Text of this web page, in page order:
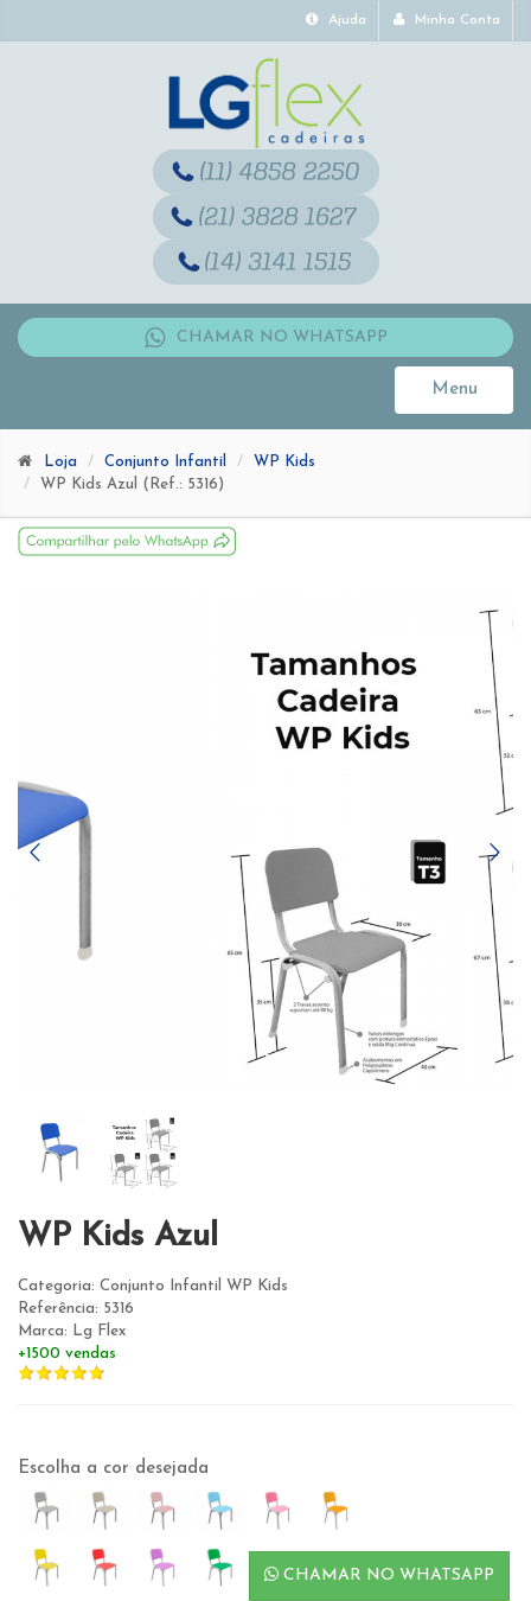
Ajuda Minha Conta
CHAMAR NO WHATSAPP
Menu
Toggle
Loja Conjunto Infantil
WP Kids
WP Kids Azul (Ref.: 5316)
WP Kids Azul
Categoria: Conjunto Infantil WP Kids
Referência: 5316
Marca: Lg Flex
+1500 vendas
Escolha a cor desejada
CHAMAR NO WHATSAPP